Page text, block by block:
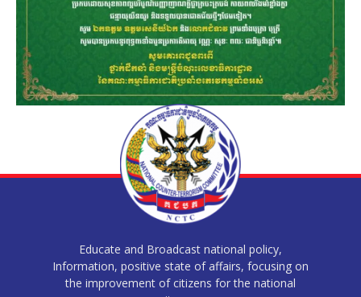
Educate and Broadcast national policy,
Information, positive state of affairs, focusing on
the improvement of citizens for the national